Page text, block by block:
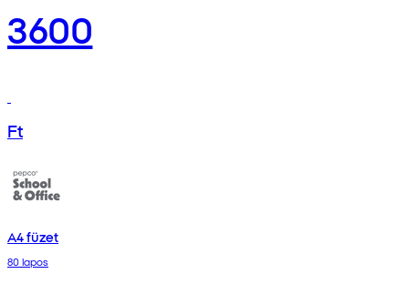
3600
Ft
A4 füzet
80 lapos